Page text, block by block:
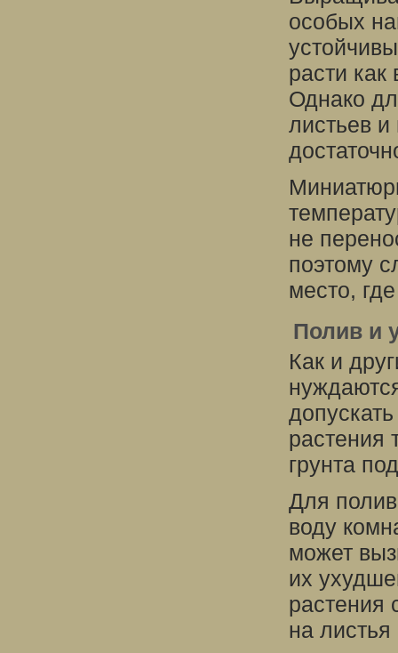
особых
расти
Однако
листьев и
не
поэтому
место,
Полив и
Как и
растения
грунта
Для
воду
может
их
растения
на